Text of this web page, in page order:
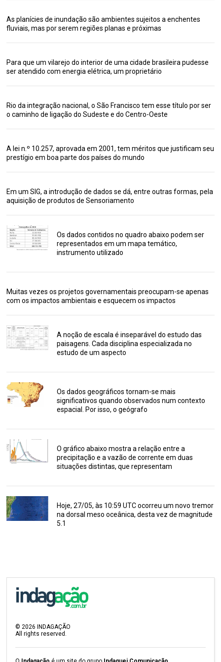
As planícies de inundação são ambientes sujeitos a enchentes
fluviais, mas por serem regiões planas e próximas
Para que um vilarejo do interior de uma cidade brasileira pudesse
ser atendido com energia elétrica, um proprietário
Rio da integração nacional, o São Francisco tem esse título por ser
o caminho de ligação do Sudeste e do Centro-Oeste
A lei n.º 10.257, aprovada em 2001, tem méritos que justificam seu
prestígio em boa parte dos países do mundo
Em um SIG, a introdução de dados se dá, entre outras formas, pela
aquisição de produtos de Sensoriamento
Os dados contidos no quadro abaixo podem ser
representados em um mapa temático,
instrumento utilizado
Muitas vezes os projetos governamentais preocupam-se apenas
com os impactos ambientais e esquecem os impactos
A noção de escala é inseparável do estudo das
paisagens. Cada disciplina especializada no
estudo de um aspecto
Os dados geográficos tornam-se mais
significativos quando observados num contexto
espacial. Por isso, o geógrafo
O gráfico abaixo mostra a relação entre a
precipitação e a vazão de corrente em duas
situações distintas, que representam
Hoje, 27/05, às 10:59 UTC ocorreu um novo tremor
na dorsal meso oceânica, desta vez de magnitude
5.1
©2026 INDAGAÇÃO
All rights reserved.